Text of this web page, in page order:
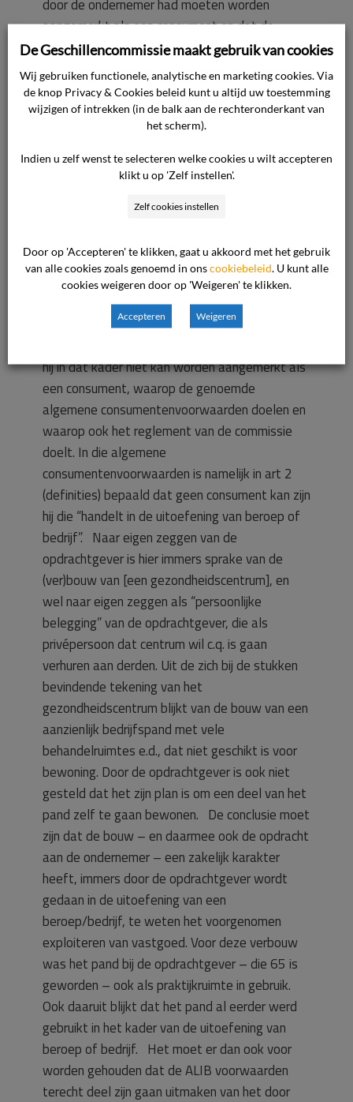
door de ondernemer had moeten worden
aangemerkt als een consument en dat de
ondernemer zich daarom overeenkomstig de
daartoe in de branche gemaakte afspraken ten
gunste van de opdrachtgever/consument in casu
had moeten bedienen van alleen de Algemene
Consumenten voorwaarden [branchevereniging].
Nu dit niet is gebeurd, zijn die voorwaarden
desondanks wel van toepassing nu de
consumenten aan te gaan) door de
opdrachtgever/consument een feit is door – in
elk geval – het aanhangig maken van dit geschil
bij de commissie. De opdrachtgever miskent
hij in dat kader niet kan worden aangemerkt als
een consument, waarop de genoemde
algemene consumentenvoorwaarden doelen en
waarop ook het reglement van de commissie
doelt. In die algemene
consumentenvoorwaarden is namelijk in art 2
(definities) bepaald dat geen consument kan zijn
hij die “handelt in de uitoefening van beroep of
bedrijf”. Naar eigen zeggen van de
opdrachtgever is hier immers sprake van de
(ver)bouw van [een gezondheidscentrum], en
wel naar eigen zeggen als “persoonlijke
belegging” van de opdrachtgever, die als
privépersoon dat centrum wil c.q. is gaan
verhuren aan derden. Uit de zich bij de stukken
bevindende tekening van het
gezondheidscentrum blijkt van de bouw van een
aanzienlijk bedrijfspand met vele
behandelruimtes e.d., dat niet geschikt is voor
bewoning. Door de opdrachtgever is ook niet
gesteld dat het zijn plan is om een deel van het
pand zelf te gaan bewonen. De conclusie moet
zijn dat de bouw – en daarmee ook de opdracht
aan de ondernemer – een zakelijk karakter
heeft, immers door de opdrachtgever wordt
gedaan in de uitoefening van een
beroep/bedrijf, te weten het voorgenomen
exploiteren van vastgoed. Voor deze verbouw
was het pand bij de opdrachtgever – die 65 is
geworden – ook als praktijkruimte in gebruik.
Ook daaruit blijkt dat het pand al eerder werd
gebruikt in het kader van de uitoefening van
beroep of bedrijf. Het moet er dan ook voor
worden gehouden dat de ALIB voorwaarden
terecht deel zijn gaan uitmaken van het door
De Geschillencommissie maakt gebruik van cookies
Wij gebruiken functionele, analytische en marketing cookies. Via
de knop Privacy & Cookies beleid kunt u altijd uw toestemming
wijzigen of intrekken (in de balk aan de rechteronderkant van
het scherm).
Indien u zelf wenst te selecteren welke cookies u wilt accepteren
klikt u op 'Zelf instellen'.
Zelf cookies instellen
Door op 'Accepteren' te klikken, gaat u akkoord met het gebruik
van alle cookies zoals genoemd in onscookiebeleid . U kunt alle
cookies weigeren door op 'Weigeren' te klikken.
Accepteren Weigeren